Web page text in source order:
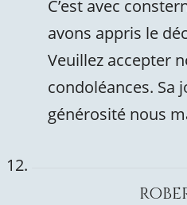
C’est avec
avons appris le
Veuillez accepter
condoléances. Sa
générosité nous